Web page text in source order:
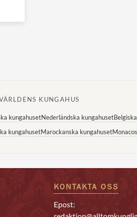
KUNGAHUS
kungahusetNederländska kungahuset
kungahusetMarockanska kungahuset
KONTAKTA OSS
Epost: